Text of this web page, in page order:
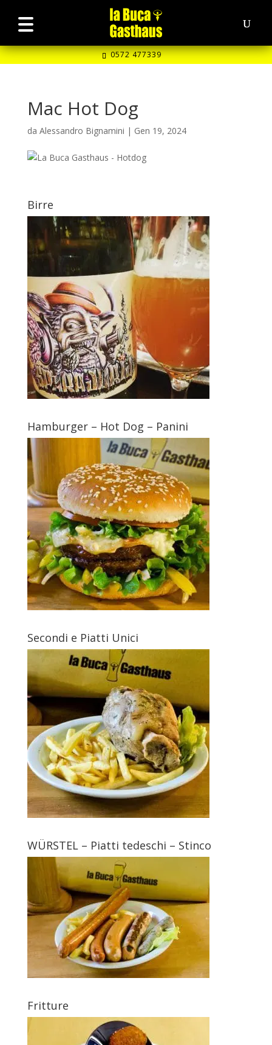
0572 477339
Mac Hot Dog
da Alessandro Bignamini | Gen 19, 2024
Birre
Hamburger – Hot Dog – Panini
Secondi e Piatti Unici
WÜRSTEL – Piatti tedeschi – Stinco
Fritture